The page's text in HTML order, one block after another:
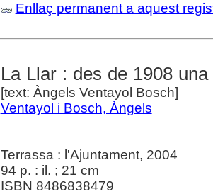
Enllaç permanent a aquest
La Llar : des de 1908
[text: Àngels Ventayol Bosch]
Ventayol i Bosch, Àngels
Terrassa : l'Ajuntament, 2004
94 p. : il. ; 21 cm
ISBN 8486838479